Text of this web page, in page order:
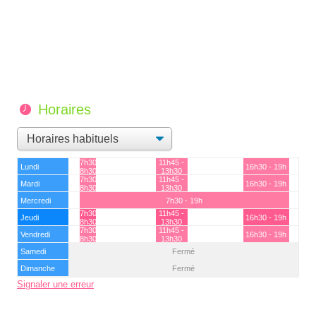
Horaires
Lundi
7h30 -
8h30
11h45 -
13h30
16h30 - 19h
Mardi
7h30 -
8h30
11h45 -
13h30
16h30 - 19h
Mercredi
7h30 - 19h
Jeudi
7h30 -
8h30
11h45 -
13h30
16h30 - 19h
Vendredi
7h30 -
8h30
11h45 -
13h30
16h30 - 19h
Samedi
Fermé
Dimanche
Fermé
Signaler une erreur